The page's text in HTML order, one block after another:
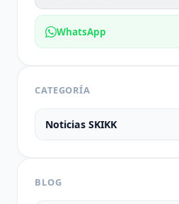
WhatsApp
CATEGORÍA
Noticias SKIKK
BLOG